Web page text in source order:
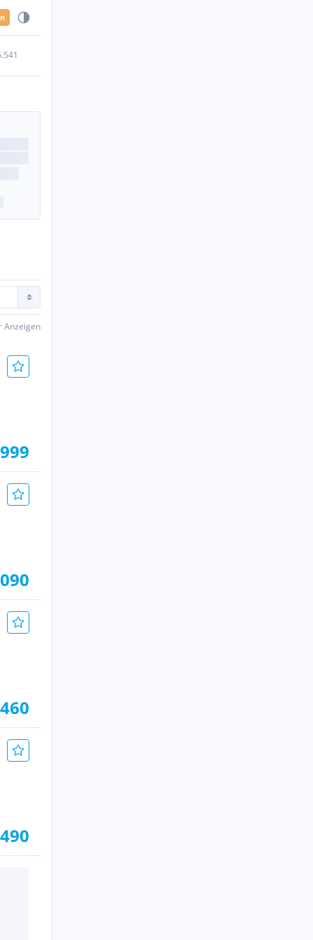
Anzeigen